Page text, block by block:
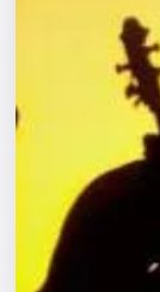
События
Города
Площадки